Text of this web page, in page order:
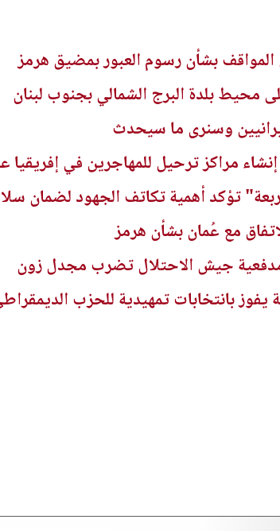
المواقف بشأن رسوم العبور بمضيق هرمز
محيط بلدة البرج الشمالي بجنوب لبنان
وسنرى ما سيحدث
إنشاء مراكز ترحيل للمهاجرين في
تؤكد أهمية تكاتف الجهود لضمان
مع عُمان بشأن هرمز
مدفعية جيش الاحتلال تضرب مجدل زون
بانتخابات تمهيدية للحزب